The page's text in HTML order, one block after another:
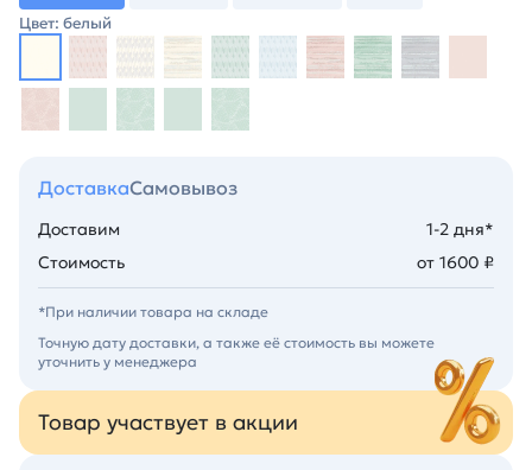
Цвет: белый
ДоставкаСамовывоз
Доставим
1-2 дня*
Стоимость
от 1600 ₽
*При наличии товара на складе
Точную дату доставки, а также её стоимость вы можете
уточнить у менеджера
Товар участвует в акции